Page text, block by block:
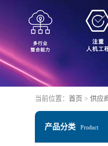
当前位置： 首页 > 供应
产品分类 Product